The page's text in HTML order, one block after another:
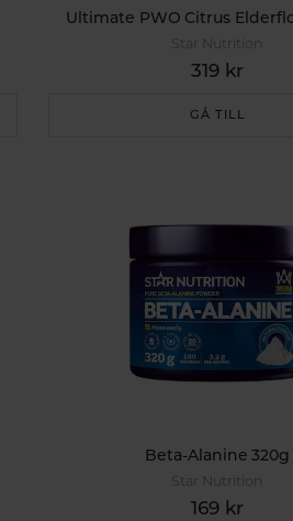
Ultimate PWO Citrus
Star Nutrition
319 kr
GÅ TILL
Beta-Alanine 320g
Star Nutrition
169 kr